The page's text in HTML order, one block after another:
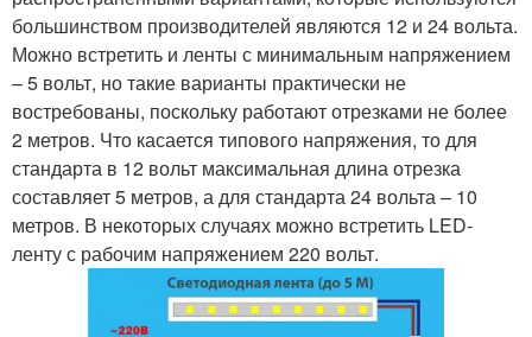
большинством производителей являются 12 и 24 вольта.
Можно встретить и ленты с минимальным напряжением
– 5 вольт, но такие варианты практически не
востребованы, поскольку работают отрезками не более
2 метров. Что касается типового напряжения, то для
стандарта в 12 вольт максимальная длина отрезка
составляет 5 метров, а для стандарта 24 вольта – 10
метров. В некоторых случаях можно встретить LED-
ленту с рабочим напряжением 220 вольт.